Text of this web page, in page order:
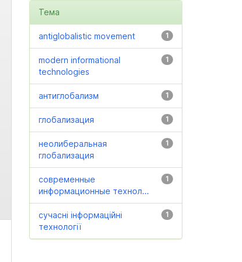
Тема
1
antiglobalistic movement
1
modern informational
technologies
1
антиглобализм
1
глобализация
1
неолиберальная
глобализация
1
современные
информационные технол...
1
сучасні інформаційні
технології